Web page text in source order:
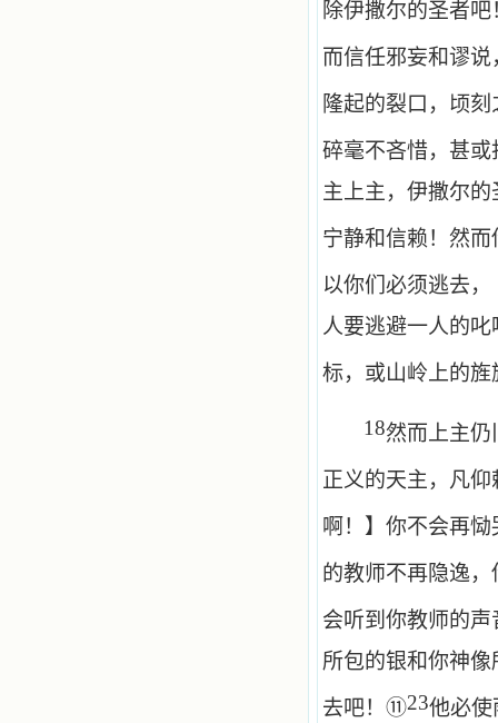
除伊撒尔的圣者吧
而信任邪妄和谬
隆起的裂口，顷
碎毫不吝惜，甚
主上主，伊撒尔
宁静和信赖！然
以你们必须逃去
人要逃避一人的
标，或山岭上的旌
18然而上主仍
正义的天主，凡
啊！】你不会再
的教师不再隐逸
会听到你教师的
所包的银和你神
去吧！ ⑪23他必使